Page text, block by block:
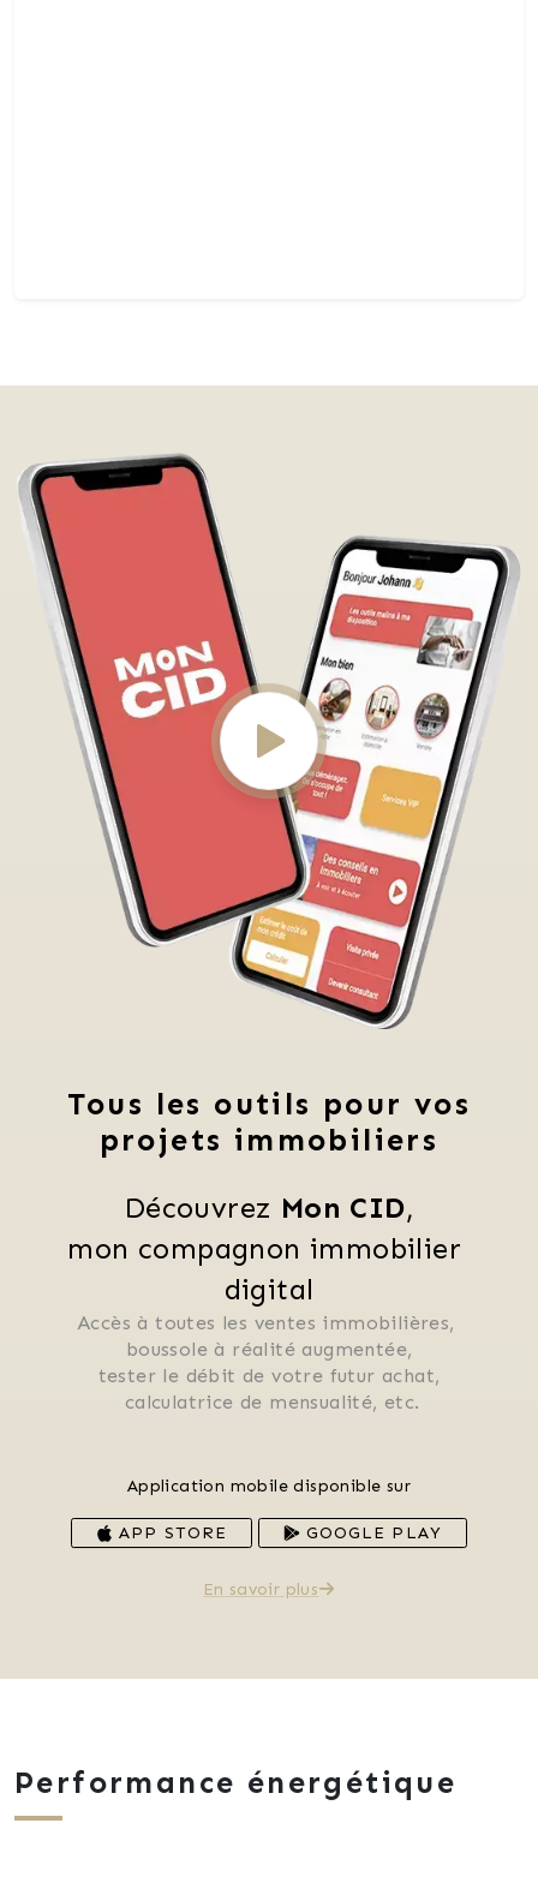
Tous les outils pour vos
projets immobiliers
Découvrez Mon CID,
mon compagnon immobilier
digital
Accès à toutes les ventes immobilières,
boussole à réalité augmentée,
tester le débit de votre futur achat,
calculatrice de mensualité, etc.
Application mobile disponible sur
APP STORE GOOGLE PLAY
En savoir plus
Performance énergétique